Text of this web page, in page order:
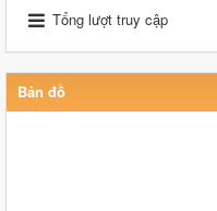
Tổng lượt truy cập
Bản đồ